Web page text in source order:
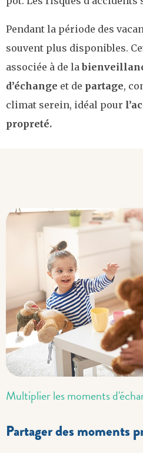
Pendant la période des
souvent plus disponibles.
associée à de la
d’échange et de partage,
climat serein, idéal pour
propreté.
Multiplier les moments
Partager des moments